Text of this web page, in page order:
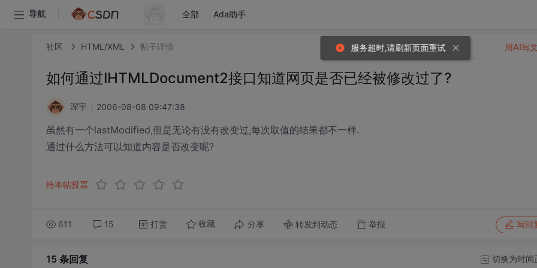
导航 全部 Ada助手
社区 HTML/XML 帖子详情
如何通过IHTMLDocument2接口知道网页是否已经被修改过了?
深宇 2006-08-08 09:47:38
虽然有一个lastModified,但是无论有没有改变过,每次取值的结果都不一样.
通过什么方法可以知道内容是否改变呢?
给本帖投票
611 15 打赏 收藏 分享 转发到动态 举报 写回
用AI写
15 条回复 切换为时间
服务超时,请刷新页面重试